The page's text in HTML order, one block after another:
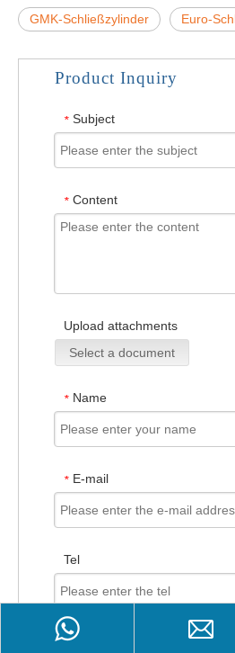
GMK-Schließzylinder Euro-
Product Inquiry
* Subject
* Content
Upload attachments
Select a document
* Name
* E-mail
Tel
* Bestätigungs-Code